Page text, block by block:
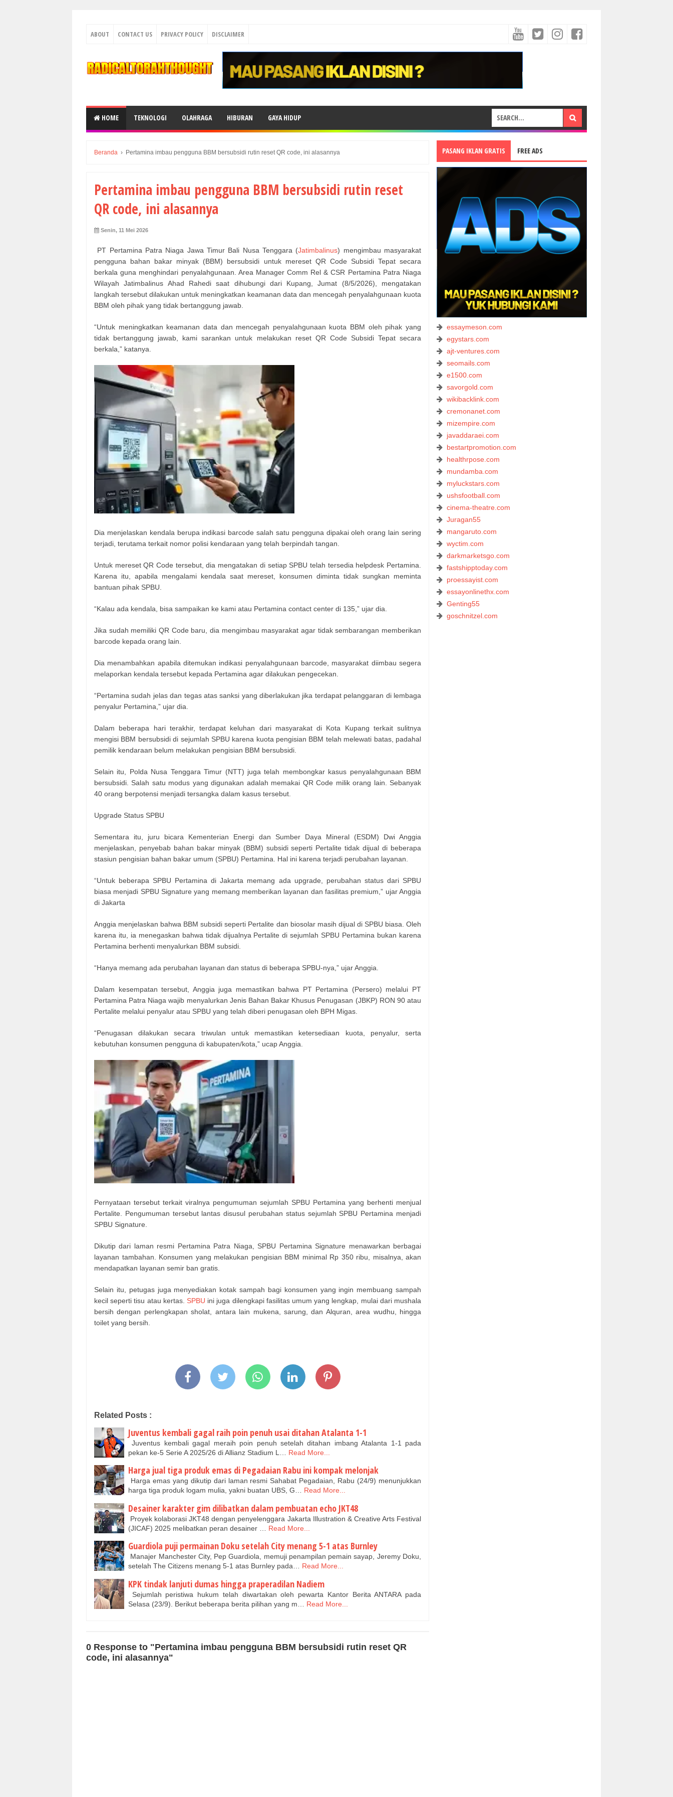
ABOUT CONTACT US PRIVACY POLICY DISCLAIMER
HOME TEKNOLOGI OLAHRAGA HIBURAN GAYA HIDUP
Beranda › Pertamina imbau pengguna BBM bersubsidi rutin reset QR code, ini alasannya
Pertamina imbau pengguna BBM bersubsidi rutin reset
QR code, ini alasannya
Senin, 11 Mei 2026
PT Pertamina Patra Niaga Jawa Timur Bali Nusa Tenggara (Jatimbalinus) mengimbau masyarakat
pengguna bahan bakar minyak (BBM) bersubsidi untuk mereset QR Code Subsidi Tepat secara
berkala guna menghindari penyalahgunaan. Area Manager Comm Rel & CSR Pertamina Patra Niaga
Wilayah Jatimbalinus Ahad Rahedi saat dihubungi dari Kupang, Jumat (8/5/2026), mengatakan
langkah tersebut dilakukan untuk meningkatkan keamanan data dan mencegah penyalahgunaan kuota
BBM oleh pihak yang tidak bertanggung jawab.
“Untuk meningkatkan keamanan data dan mencegah penyalahgunaan kuota BBM oleh pihak yang
tidak bertanggung jawab, kami sarankan untuk melakukan reset QR Code Subsidi Tepat secara
berkala,” katanya.
Dia menjelaskan kendala berupa indikasi barcode salah satu pengguna dipakai oleh orang lain sering
terjadi, terutama terkait nomor polisi kendaraan yang telah berpindah tangan.
Untuk mereset QR Code tersebut, dia mengatakan di setiap SPBU telah tersedia helpdesk Pertamina.
Karena itu, apabila mengalami kendala saat mereset, konsumen diminta tidak sungkan meminta
bantuan pihak SPBU.
“Kalau ada kendala, bisa sampaikan ke kami atau Pertamina contact center di 135,” ujar dia.
Jika sudah memiliki QR Code baru, dia mengimbau masyarakat agar tidak sembarangan memberikan
barcode kepada orang lain.
Dia menambahkan apabila ditemukan indikasi penyalahgunaan barcode, masyarakat diimbau segera
melaporkan kendala tersebut kepada Pertamina agar dilakukan pengecekan.
“Pertamina sudah jelas dan tegas atas sanksi yang diberlakukan jika terdapat pelanggaran di lembaga
penyalur Pertamina,” ujar dia.
Dalam beberapa hari terakhir, terdapat keluhan dari masyarakat di Kota Kupang terkait sulitnya
mengisi BBM bersubsidi di sejumlah SPBU karena kuota pengisian BBM telah melewati batas, padahal
pemilik kendaraan belum melakukan pengisian BBM bersubsidi.
Selain itu, Polda Nusa Tenggara Timur (NTT) juga telah membongkar kasus penyalahgunaan BBM
bersubsidi. Salah satu modus yang digunakan adalah memakai QR Code milik orang lain. Sebanyak
40 orang berpotensi menjadi tersangka dalam kasus tersebut.
Upgrade Status SPBU
Sementara itu, juru bicara Kementerian Energi dan Sumber Daya Mineral (ESDM) Dwi Anggia
menjelaskan, penyebab bahan bakar minyak (BBM) subsidi seperti Pertalite tidak dijual di beberapa
stasiun pengisian bahan bakar umum (SPBU) Pertamina. Hal ini karena terjadi perubahan layanan.
“Untuk beberapa SPBU Pertamina di Jakarta memang ada upgrade, perubahan status dari SPBU
biasa menjadi SPBU Signature yang memang memberikan layanan dan fasilitas premium,” ujar Anggia
di Jakarta
Anggia menjelaskan bahwa BBM subsidi seperti Pertalite dan biosolar masih dijual di SPBU biasa. Oleh
karena itu, ia menegaskan bahwa tidak dijualnya Pertalite di sejumlah SPBU Pertamina bukan karena
Pertamina berhenti menyalurkan BBM subsidi.
“Hanya memang ada perubahan layanan dan status di beberapa SPBU-nya,” ujar Anggia.
Dalam kesempatan tersebut, Anggia juga memastikan bahwa PT Pertamina (Persero) melalui PT
Pertamina Patra Niaga wajib menyalurkan Jenis Bahan Bakar Khusus Penugasan (JBKP) RON 90 atau
Pertalite melalui penyalur atau SPBU yang telah diberi penugasan oleh BPH Migas.
“Penugasan dilakukan secara triwulan untuk memastikan ketersediaan kuota, penyalur, serta
kebutuhan konsumen pengguna di kabupaten/kota,” ucap Anggia.
Pernyataan tersebut terkait viralnya pengumuman sejumlah SPBU Pertamina yang berhenti menjual
Pertalite. Pengumuman tersebut lantas disusul perubahan status sejumlah SPBU Pertamina menjadi
SPBU Signature.
Dikutip dari laman resmi Pertamina Patra Niaga, SPBU Pertamina Signature menawarkan berbagai
layanan tambahan. Konsumen yang melakukan pengisian BBM minimal Rp 350 ribu, misalnya, akan
mendapatkan layanan semir ban gratis.
Selain itu, petugas juga menyediakan kotak sampah bagi konsumen yang ingin membuang sampah
kecil seperti tisu atau kertas. SPBU ini juga dilengkapi fasilitas umum yang lengkap, mulai dari mushala
bersih dengan perlengkapan sholat, antara lain mukena, sarung, dan Alquran, area wudhu, hingga
toilet yang bersih.
Related Posts :
Juventus kembali gagal raih poin penuh usai ditahan Atalanta 1-1
Juventus kembali gagal meraih poin penuh setelah ditahan imbang Atalanta 1-1 pada
pekan ke-5 Serie A 2025/26 di Allianz Stadium L…
Read More...
Harga jual tiga produk emas di Pegadaian Rabu ini kompak melonjak
Harga emas yang dikutip dari laman resmi Sahabat Pegadaian, Rabu (24/9) menunjukkan
harga tiga produk logam mulia, yakni buatan UBS, G…
Read More...
Desainer karakter gim dilibatkan dalam pembuatan echo JKT48
Proyek kolaborasi JKT48 dengan penyelenggara Jakarta Illustration & Creative Arts Festival
(JICAF) 2025 melibatkan peran desainer …
Read More...
Guardiola puji permainan Doku setelah City menang 5-1 atas Burnley
Manajer Manchester City, Pep Guardiola, memuji penampilan pemain sayap, Jeremy Doku,
setelah The Citizens menang 5-1 atas Burnley pada…
Read More...
KPK tindak lanjuti dumas hingga praperadilan Nadiem
Sejumlah peristiwa hukum telah diwartakan oleh pewarta Kantor Berita ANTARA pada
Selasa (23/9). Berikut beberapa berita pilihan yang m…
Read More...
0 Response to "Pertamina imbau pengguna BBM bersubsidi rutin reset QR
code, ini alasannya"
PASANG IKLAN GRATIS FREE ADS
essaymeson.com
egystars.com
ajt-ventures.com
seomails.com
e1500.com
savorgold.com
wikibacklink.com
cremonanet.com
mizempire.com
javaddaraei.com
bestartpromotion.com
healthrpose.com
mundamba.com
myluckstars.com
ushsfootball.com
cinema-theatre.com
Juragan55
mangaruto.com
wyctim.com
darkmarketsgo.com
fastshipptoday.com
proessayist.com
essayonlinethx.com
Genting55
goschnitzel.com